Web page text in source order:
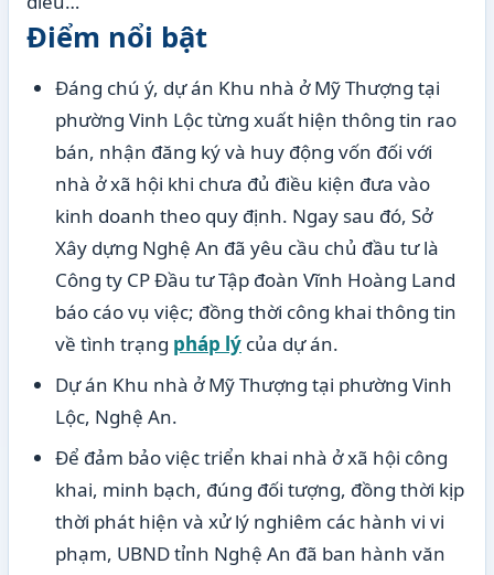
Điểm nổi bật
Đáng chú ý, dự án Khu nhà ở Mỹ Thượng tại
phường Vinh Lộc từng xuất hiện thông tin rao
bán, nhận đăng ký và huy động vốn đối với
nhà ở xã hội khi chưa đủ điều kiện đưa vào
kinh doanh theo quy định. Ngay sau đó, Sở
Xây dựng Nghệ An đã yêu cầu chủ đầu tư là
Công ty CP Đầu tư Tập đoàn Vĩnh Hoàng Land
báo cáo vụ việc; đồng thời công khai thông tin
về tình trạng pháp lý của dự án.
Dự án Khu nhà ở Mỹ Thượng tại phường Vinh
Lộc, Nghệ An.
Để đảm bảo việc triển khai nhà ở xã hội công
khai, minh bạch, đúng đối tượng, đồng thời kịp
thời phát hiện và xử lý nghiêm các hành vi vi
phạm, UBND tỉnh Nghệ An đã ban hành văn